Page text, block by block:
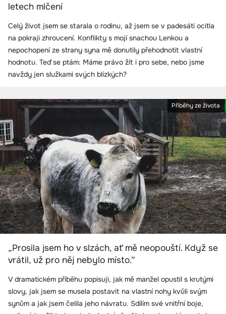
letech mlčení
Celý život jsem se starala o rodinu, až jsem se v padesáti ocitla
na pokraji zhroucení. Konflikty s mojí snachou Lenkou a
nepochopení ze strany syna mě donutily přehodnotit vlastní
hodnotu. Teď se ptám: Máme právo žít i pro sebe, nebo jsme
navždy jen služkami svých blízkých?
Příběhy ze života
„Prosila jsem ho v slzách, ať mě neopouští. Když se
vrátil, už pro něj nebylo místo.“
V dramatickém příběhu popisuji, jak mě manžel opustil s krutými
slovy, jak jsem se musela postavit na vlastní nohy kvůli svým
synům a jak jsem čelila jeho návratu. Sdílím své vnitřní boje,